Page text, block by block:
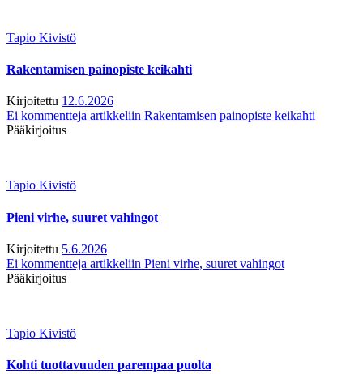
Tapio Kivistö
Rakentamisen painopiste keikahti
Kirjoitettu 12.6.2026
Ei kommentteja artikkeliin Rakentamisen painopiste keikahti
Pääkirjoitus
Tapio Kivistö
Pieni virhe, suuret vahingot
Kirjoitettu 5.6.2026
Ei kommentteja artikkeliin Pieni virhe, suuret vahingot
Pääkirjoitus
Tapio Kivistö
Kohti tuottavuuden parempaa puolta